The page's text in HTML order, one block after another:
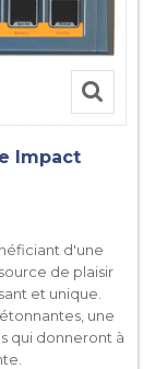
Impact
d'une
de plaisir
et unique.
une
qui donneront à